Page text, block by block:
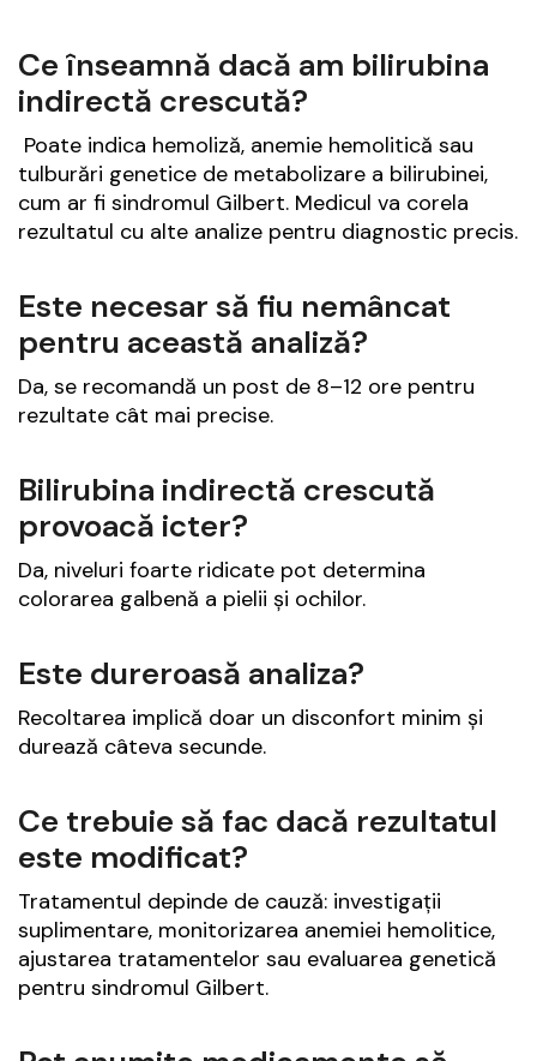
Ce înseamnă dacă am bilirubina
indirectă crescută?
Poate indica hemoliză, anemie hemolitică sau
tulburări genetice de metabolizare a bilirubinei,
cum ar fi sindromul Gilbert. Medicul va corela
rezultatul cu alte analize pentru diagnostic precis.
Este necesar să fiu nemâncat
pentru această analiză?
Da, se recomandă un post de 8–12 ore pentru
rezultate cât mai precise.
Bilirubina indirectă crescută
provoacă icter?
Da, niveluri foarte ridicate pot determina
colorarea galbenă a pielii și ochilor.
Este dureroasă analiza?
Recoltarea implică doar un disconfort minim și
durează câteva secunde.
Ce trebuie să fac dacă rezultatul
este modificat?
Tratamentul depinde de cauză: investigații
suplimentare, monitorizarea anemiei hemolitice,
ajustarea tratamentelor sau evaluarea genetică
pentru sindromul Gilbert.